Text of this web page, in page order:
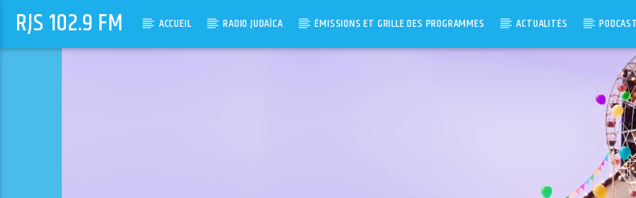
RJS 102.9 FM ACCUEIL RADIO JUDAÏCA ÉMISSIONS ET GRILLE DES PROGRAMMES ACTUALITÉS